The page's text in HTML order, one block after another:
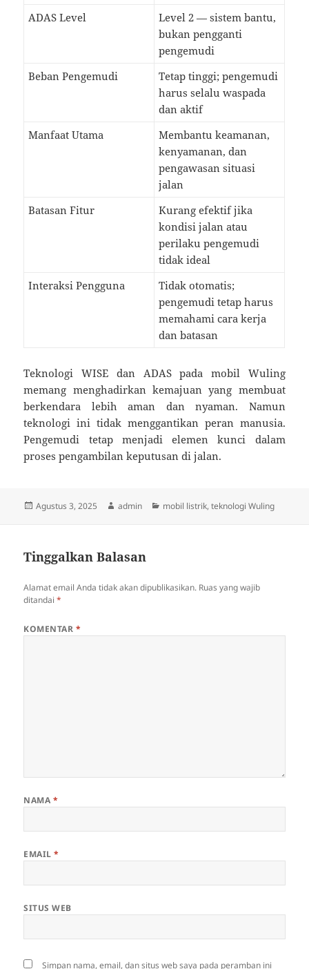
ADAS Level
Level 2 — sistem bantu,
bukan pengganti
pengemudi
Beban Pengemudi
Tetap tinggi; pengemudi
harus selalu waspada
dan aktif
Manfaat Utama
Membantu keamanan,
kenyamanan, dan
pengawasan situasi
jalan
Batasan Fitur
Kurang efektif jika
kondisi jalan atau
perilaku pengemudi
tidak ideal
Interaksi Pengguna
Tidak otomatis;
pengemudi tetap harus
memahami cara kerja
dan batasan
Teknologi WISE dan ADAS pada mobil Wuling
memang menghadirkan kemajuan yang membuat
berkendara lebih aman dan nyaman. Namun
teknologi ini tidak menggantikan peran manusia.
Pengemudi tetap menjadi elemen kunci dalam
proses pengambilan keputusan di jalan.
Diposkan
Agustus 3, 2025 Penulis
admin Kategori
mobil listrik,teknologi Wuling
Tinggalkan Balasan
Alamat email Anda tidak akan dipublikasikan. Ruas yang wajib
ditandai*
KOMENTAR *
NAMA *
EMAIL*
SITUS WEB
Simpan nama, email, dan situs web saya pada peramban ini